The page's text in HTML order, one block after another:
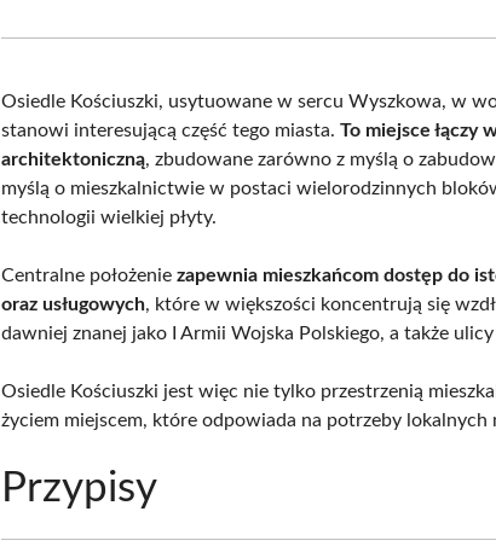
Osiedle Kościuszki, usytuowane w sercu Wyszkowa, w
stanowi interesującą część tego miasta.To miejsce łączy
architektoniczną, zbudowane zarówno z myślą o
myślą o mieszkalnictwie w postaci wielorodzinnych
technologii wielkiej płyty.
Centralne położeniezapewnia mieszkańcom dostęp do
oraz usługowych, które w większości koncentrują się
dawniej znanej jako I Armii Wojska Polskiego, a także
Osiedle Kościuszki jest więc nie tylko przestrzenią
życiem miejscem, które odpowiada na potrzeby lokalnych
Przypisy